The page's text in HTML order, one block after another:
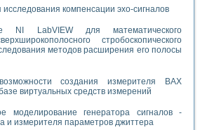
компенсации эхо-сигналов
NI LabVIEW для математического
стробоскопического
методов расширения его полосы
создания измерителя ВАХ
виртуальных средств измерений
моделирование генератора сигналов -
и измерителя параметров джиттера